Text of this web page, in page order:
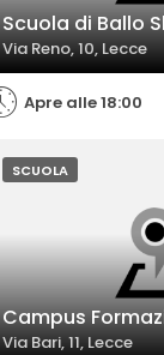
Scuola di Ballo
Via Reno, 10, Lecce
Apre alle 18:00
SCUOLA
Campus
Via Bari, 11, Lecce